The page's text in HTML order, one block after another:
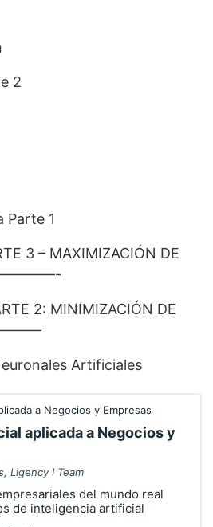
2
Parte 1
3 – MAXIMIZACIÓN DE
—————-
2: MINIMIZACIÓN DE
Artificiales
aplicada a Negocios y
Ligency I Team
del mundo real
de inteligencia artificial